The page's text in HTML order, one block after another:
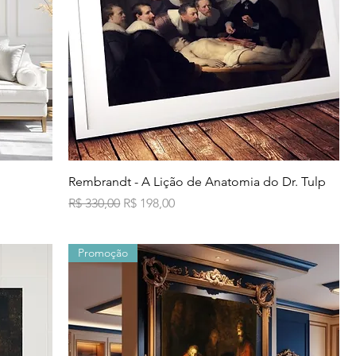
Visualização rápida
Rembrandt - A Lição de Anatomia do Dr. Tulp
Preço normal
R$ 330,00 Preço promocional
R$ 198,00
Promoção